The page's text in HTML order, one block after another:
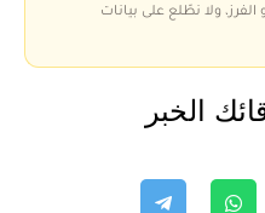
ولا نطّلع على بيانات
الخبر